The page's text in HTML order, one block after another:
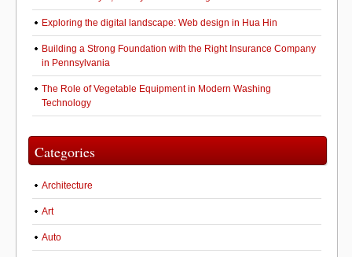
Exploring the digital landscape: Web design in Hua Hin
Building a Strong Foundation with the Right Insurance Company
in Pennsylvania
The Role of Vegetable Equipment in Modern Washing
Technology
Categories
Architecture
Art
Auto